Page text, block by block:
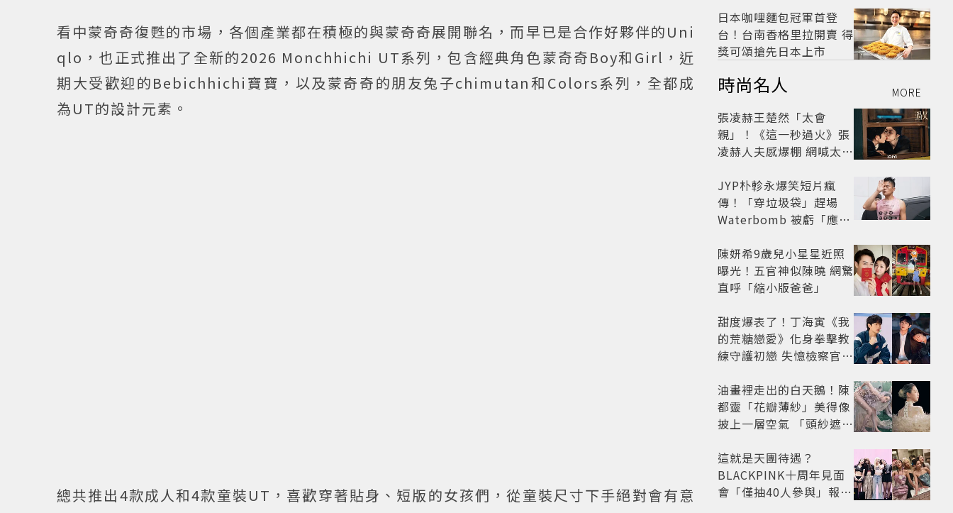
看中蒙奇奇復甦的市場，各個產業都在積極的與蒙奇奇展開聯名，而早已是合作好夥伴的Uni
qlo，也正式推出了全新的2026 Monchhichi UT系列，包含經典角色蒙奇奇Boy和Girl，近
期大受歡迎的Bebichhichi寶寶，以及蒙奇奇的朋友兔子chimutan和Colors系列，全都成
為UT的設計元素。
總共推出4款成人和4款童裝UT，喜歡穿著貼身、短版的女孩們，從童裝尺寸下手絕對會有意
日本咖哩麵包冠軍首登
台！台南香格里拉開賣 得
獎可頌搶先日本上市
時尚名人 MORE
張凌赫王楚然「太會
親」！《這一秒過火》張
凌赫人夫感爆棚 網喊太有
JYP朴軫永爆笑短片瘋
傳！「穿垃圾袋」趕場
Waterbomb 被虧「應該
陳妍希9歲兒小星星近照
曝光！五官神似陳曉 網驚
直呼「縮小版爸爸」
甜度爆表了！丁海寅《我
的荒糖戀愛》化身拳擊教
練守護初戀 失憶檢察官×
劇
油畫裡走出的白天鵝！陳
都靈「花瓣薄紗」美得像
披上一層空氣 「頭紗遮
太仙
這就是天團待遇？
BLACKPINK十周年見面
會「僅抽40人參與」報名